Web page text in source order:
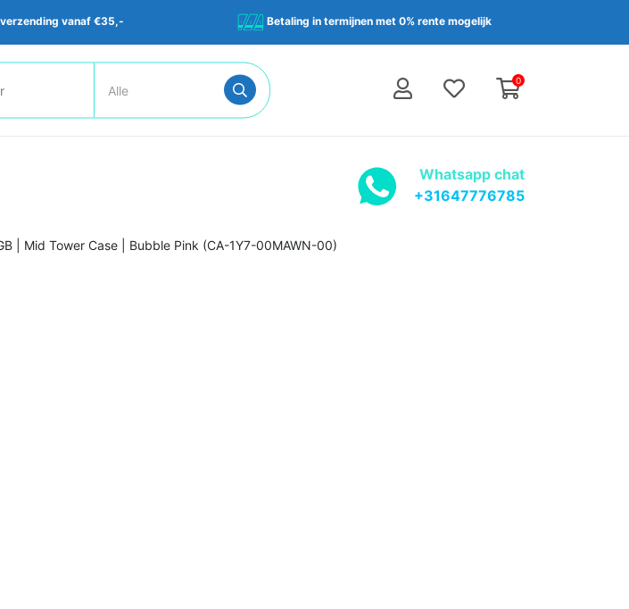
vanaf €35,- Betaling in termijnen met 0% rente mogelijk
0
Whatsapp chat
+31647776785
| Mid Tower Case | Bubble Pink (CA-1Y7-00MAWN-00)